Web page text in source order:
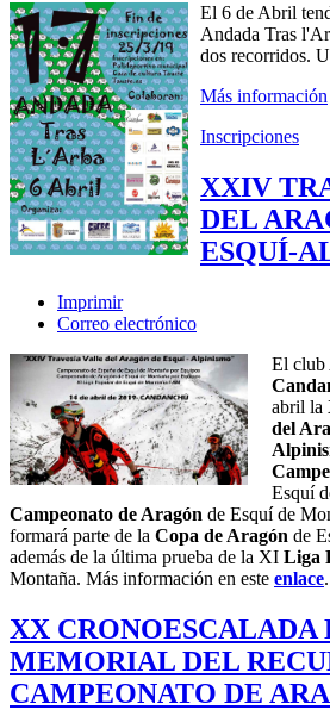
El 6 de Abril
Andada Tras
dos recorridos.
Más información
Inscripciones
XXIV
DEL
ESQUÍ-
Imprimir
Correo electrónico
El club
abril la
del
Esquí
Campeonato de Aragón de Esquí de
formará parte de la Copa de Aragón de
además de la última prueba de la XI Liga
Montaña. Más información en este enlace.
XX CRONOESCALADA
MEMORIAL DEL
CAMPEONATO DE